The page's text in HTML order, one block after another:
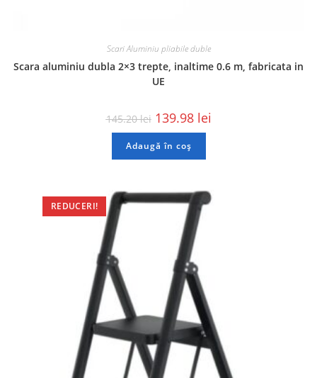
Scari Aluminiu pliabile duble
Scara aluminiu dubla 2×3 trepte, inaltime 0.6 m, fabricata in
UE
145.20lei 139.98 lei
Adaugă în coș
REDUCERI!